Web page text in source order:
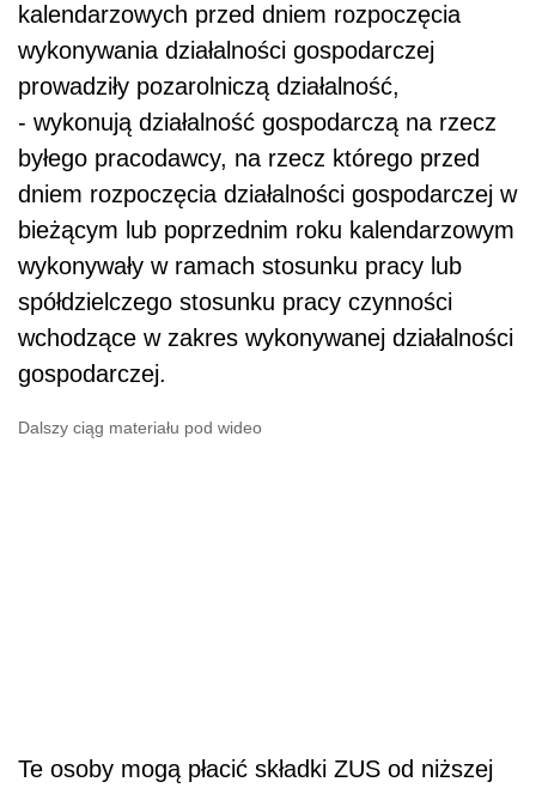
kalendarzowych przed dniem rozpoczęcia
wykonywania działalności gospodarczej
prowadziły pozarolniczą działalność,
- wykonują działalność gospodarczą na rzecz
byłego pracodawcy, na rzecz którego przed
dniem rozpoczęcia działalności gospodarczej w
bieżącym lub poprzednim roku kalendarzowym
wykonywały w ramach stosunku pracy lub
spółdzielczego stosunku pracy czynności
wchodzące w zakres wykonywanej działalności
gospodarczej.
Dalszy ciąg materiału pod wideo
Te osoby mogą płacić składki ZUS od niższej